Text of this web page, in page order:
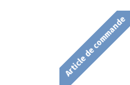
Article de commande